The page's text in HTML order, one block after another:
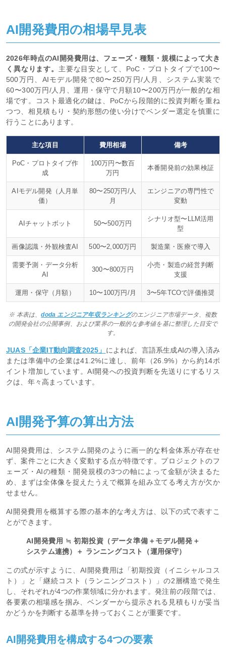
AI開発費用の相場早見表
2026年時点のAI開発費用は、フェーズ・種類・規模によって大き
く異なります。 主要な目安として、PoC・プロトタイプで100〜
500万円、AIモデル開発で80〜250万円/人月、システム実装で
60〜300万円/人月、運用・保守で月額10〜200万円が一般的な相
場です。コスト最適化の鍵は、PoCから段階的に投資判断を重ね
つつ、相見積もり・契約形態の使い分けでベンダー選定を慎重に
行うことにあります。
主な項目 費用相場 備考
PoC・プロトタイプ作
成
100万円〜数百
万円
本番開発前の効果検証
AIモデル開発（人月単
価）
80〜250万円/人
月
エンジニアの専門性で
変動
AIチャットボット 50〜500万円
シナリオ型〜LLM活用
型
画像認識・外観検査AI 500〜2,000万円 製造業・医療で導入
需要予測・データ分析
AI
300〜800万円
小売・製造の経営判断
支援
運用・保守（月額） 10〜100万円/月 3〜5年TCOで評価推奨
※ 本表は、doda エンジニア年収ランキングのエンジニア市場データ、複数
の開発会社の公開事例、および業界の一般的な参考値を基に整理した目安で
す。
JUAS「企業IT動向調査2025」 によれば、言語系生成AIの導入済み
または準備中の企業は41.2%に達し、前年（26.9%）から約14ポ
イント増加しています。AI開発への投資判断を先送りにするリス
クは、年々高まっています。
AI開発予算の算出方法
AI開発費用は、システム開発のように画一的な料金体系が存在せ
ず、案件ごとに大きく変動する点が特徴です。プロジェクトのフ
ェーズ・AIの種類・開発規模の3つの軸によって金額が決まるた
め、まずは全体像を捉えたうえで概算を組み立てる考え方が欠か
せません。
AI開発費用を概算する際の基本的な考え方は、以下の式で表すこ
とができます。
AI開発費用 ≒ 初期投資（データ準備＋モデル開発＋
システム連携）＋ ランニングコスト（運用保守）
この式が示すように、AI開発費用は「初期投資（イニシャルコス
ト）」と「継続コスト（ランニングコスト）」の2層構造で発生
し、それぞれが4つの作業領域に分かれます。発注前の段階では、
各要素の相場感を掴み、ベンダーから提示される見積もりが妥当
かどうかを判断する基準を持っておくことが重要です。
AI開発費用を構成する4つの要素